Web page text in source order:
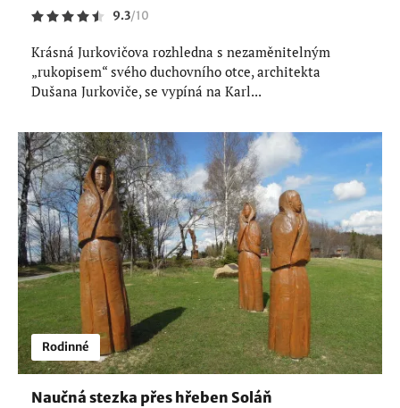
9.3/10
Krásná Jurkovičova rozhledna s nezaměnitelným
„rukopisem“ svého duchovního otce, architekta
Dušana Jurkoviče, se vypíná na Karl...
Rodinné
Naučná stezka přes hřeben Soláň